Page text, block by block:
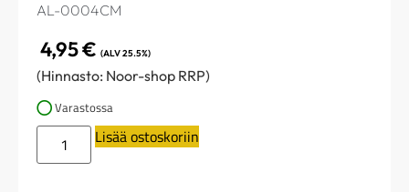
AL-0004CM
4,95€ (ALV 25.5%)
(Hinnasto: Noor-shop RRP)
Varastossa
Lisää ostoskoriin